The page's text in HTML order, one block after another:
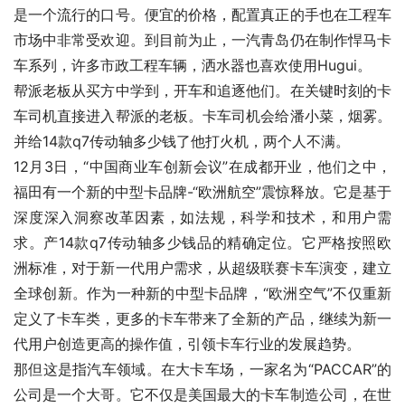
是一个流行的口号。便宜的价格，配置真正的手也在工程车
市场中非常受欢迎。到目前为止，一汽青岛仍在制作悍马卡
车系列，许多市政工程车辆，洒水器也喜欢使用Hugui。
帮派老板从买方中学到，开车和追逐他们。在关键时刻的卡
车司机直接进入帮派的老板。卡车司机会给潘小菜，烟雾。
并给14款q7传动轴多少钱了他打火机，两个人不满。
12月3日，“中国商业车创新会议”在成都开业，他们之中，
福田有一个新的中型卡品牌-“欧洲航空”震惊释放。它是基于
深度深入洞察改革因素，如法规，科学和技术，和用户需
求。产14款q7传动轴多少钱品的精确定位。它严格按照欧
洲标准，对于新一代用户需求，从超级联赛卡车演变，建立
全球创新。作为一种新的中型卡品牌，“欧洲空气”不仅重新
定义了卡车类，更多的卡车带来了全新的产品，继续为新一
代用户创造更高的操作值，引领卡车行业的发展趋势。
那但这是指汽车领域。在大卡车场，一家名为“PACCAR”的
公司是一个大哥。它不仅是美国最大的卡车制造公司，在世